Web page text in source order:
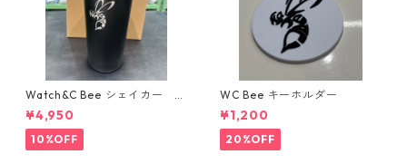
Watch&C Bee シェイカー W
eb限定10点‼️
¥4,950
10%OFF
WC Bee キーホルダー
¥1,200
20%OFF